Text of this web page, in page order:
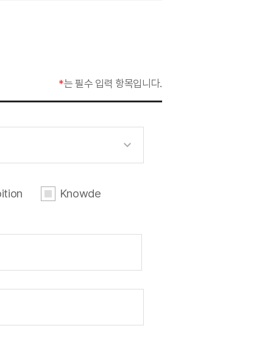
*는 필수 입력 항목입니다.
Knowde